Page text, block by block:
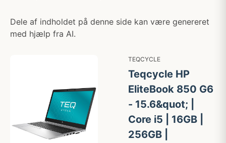
Dele af indholdet på denne side kan være genereret
med hjælp fra AI.
TEQCYCLE
Teqcycle HP
EliteBook 850 G6
- 15.6&quot; |
Core i5 | 16GB |
256GB |